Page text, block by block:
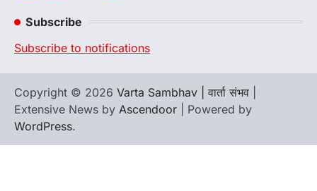
Subscribe
Subscribe to notifications
Copyright © 2026 Varta Sambhav | वार्ता संभव
Extensive News by Ascendoor | Powered by
WordPress.